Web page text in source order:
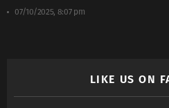
07/10/2025, 8:07 pm
LIKE US ON